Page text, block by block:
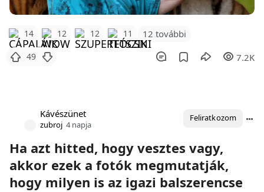
14 12 12 11 12 további
49 7.2K
Kávészünet
zubroj 4 napja
Feliratkozom
Ha azt hitted, hogy vesztes vagy,
akkor ezek a fotók megmutatják,
hogy milyen is az igazi balszerencse